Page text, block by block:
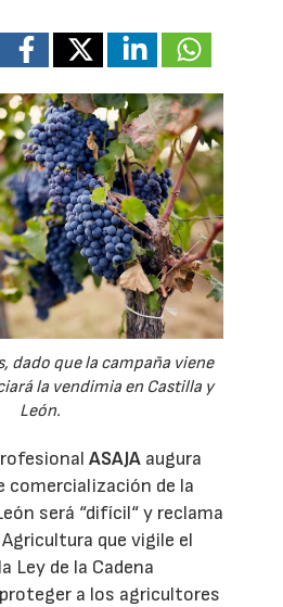
dado que la campaña viene
la vendimia en Castilla y
León.
ASAJA augura
comercialización de la
será “difícil“ y reclama
que vigile el
Ley de la Cadena
a los agricultores